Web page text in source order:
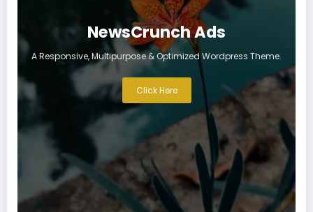
NewsCrunch Ads
A Responsive, Multipurpose & Optimized Wordpress Theme.
Click Here